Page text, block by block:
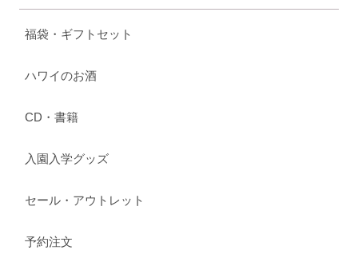
福袋・ギフトセット
ハワイのお酒
CD・書籍
入園入学グッズ
セール・アウトレット
予約注文